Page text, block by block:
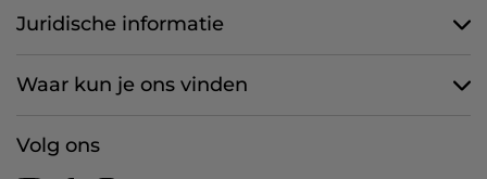
Juridische informatie
Waar kun je ons vinden
Volg ons